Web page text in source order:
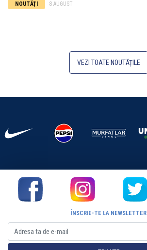
NOUTĂȚI 8 AUGUST
VEZI TOATE NOUTĂȚILE
ÎNSCRIE-TE LA NEWSLETTER